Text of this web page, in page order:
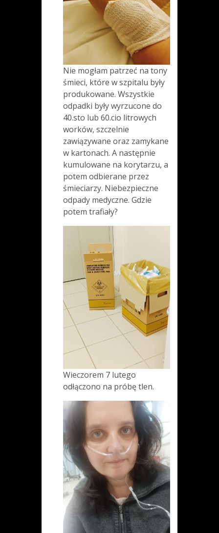
Nie mogłam patrzeć na tony
śmieci, które w szpitalu były
produkowane. Wszystkie
odpadki były wyrzucone do
40.sto lub 60.cio litrowych
worków, szczelnie
zawiązywane oraz zamykane
w kartonach. A następnie
kumulowane na korytarzu, a
potem odbierane przez
śmieciarzy. Niebezpieczne
odpady medyczne. Gdzie
potem trafiały?
Wieczorem 7 lutego
odłączono na próbę tlen.